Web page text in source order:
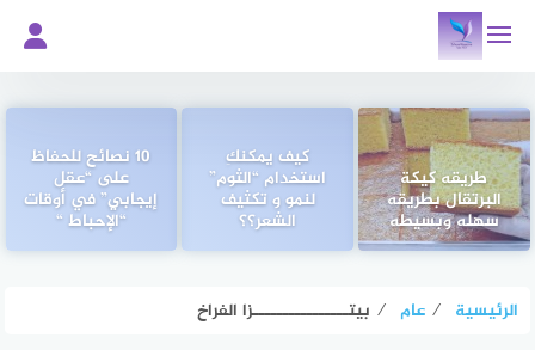
المحتوى
طريقه كيكة
البرتقال بطريقه
سهله وبسيطه
كيف يمكنكِ
استخدام “الثوم”
لنمو و تكثيف
الشعر؟؟
10 نصائح للحفاظ
على “عقل
إيجابي” في أوقات
“الإحباط “
الرئيسية ⁄ عام ⁄ بيتــــــــــــــــزا الفراخ